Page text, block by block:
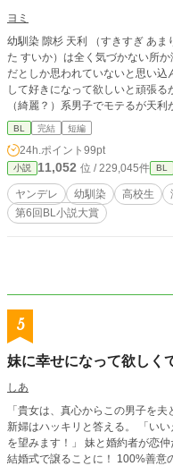
ヨミ
幼馴染 隙杉 天利 （すきすぎ あまり）はヤンデレだが主人公 花畑 水華（はなば
た すいか）は全く気づかない所
だとしか思われていないと思い込
して好きになって欲しいと頑張
（綺麗？）系男子でモテるが天
が普通以下の顔だと思っている 天利は時折アピールする水華に対して好きすぎ
て理性の糸が切れそうになるが、
いる。 水華はアピールしてるつ
しているので何しても天然故の
が水華に初めては全て捧げると内
わないので、どんなに迫られよう
どうでもいい人物に対してはすご
アピールしているが気づかれず
いた 自分でもヤンデレだと気づいて
恋物語
BL 完結 短編
24h.ポイント 99pt
小説 11,052 位 / 229,045件 BL
ヤンデレ 幼馴染 高校生
第6回BL小説大賞
5
妹に幸せになって欲しく
しあ
「貴女は、真心からこの男子を
新婦はハッキリと答える。 「い
を望みます！」 妹と婚約者が恋仲だと気付いたので、妹大好きな姉は婚約者を
結婚式で譲ることに！ 100%善意